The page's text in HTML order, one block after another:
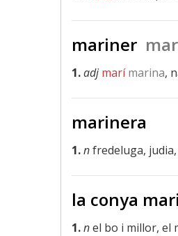
mariner
1.adj marímarina,
marinera
1.nfredeluga,
la conya
1.nel bo i millor, el